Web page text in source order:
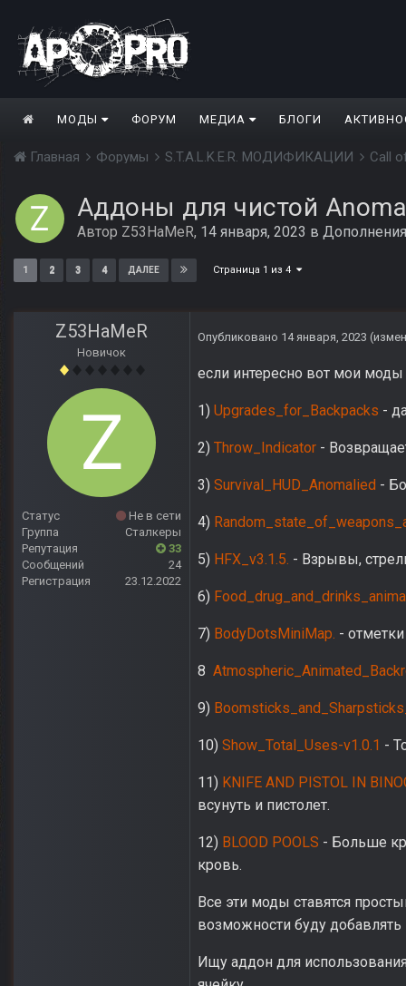
МОДЫ ФОРУМ МЕДИА БЛОГИ
Главная Форумы S.T.A.L.K.E.R. МОДИФИКАЦИИ Call
Аддоны для чистой
Автор Z53HaMeR, 14 января, 2023 в Дополнения
1 2 3 4 ДАЛЕЕ Страница 1 из 4
Z53HaMeR
Новичок
Статус
Не в сети
Группа
Сталкеры
Репутация
33
Сообщений
24
Регистрация
23.12.2022
Опубликовано 14 января, 2023
если интересно вот мои моды
1) Upgrades_for_Backpacks -
2) Throw_Indicator -
3) Survival_HUD_Anomalied -
4)
5) HFX_v3.1.5. - Взрывы,
6)
7) BodyDotsMiniMap. -
8
9)
10) Show_Total_Uses-v1.0.1 -
11) KNIFE AND PISTOL IN
всунуть и пистолет.
12) BLOOD POOLS - Больше
кровь.
Все эти моды ставятся
возможности буду
Ищу аддон для